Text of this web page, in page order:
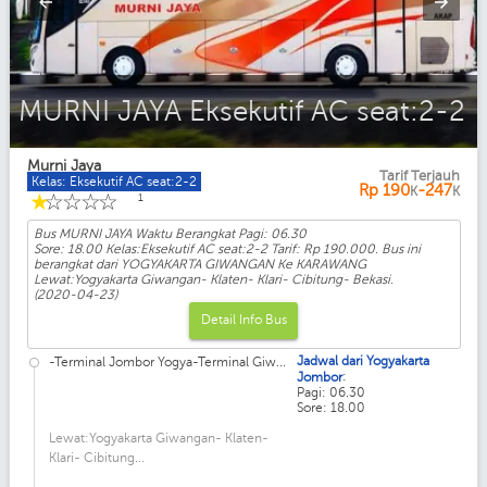
MURNI JAYA Eksekutif AC seat:2-2
Murni Jaya
Kelas: Eksekutif AC seat:2-2
☆
☆
☆
☆
☆ 1
Tarif Terjauh
Rp 190K-247K
Bus MURNI JAYA Waktu Berangkat Pagi: 06.30
Sore: 18.00 Kelas:Eksekutif AC seat:2-2 Tarif: Rp 190.000. Bus ini
berangkat dari YOGYAKARTA GIWANGAN Ke KARAWANG
Lewat:Yogyakarta Giwangan- Klaten- Klari- Cibitung- Bekasi.
(2020-04-23)
Detail Info Bus
-Terminal Jombor Yogya-Terminal Giw...
Lewat:Yogyakarta Giwangan- Klaten-
Klari- Cibitung...
Jadwal dari Yogyakarta
Jombor:
Pagi: 06.30
Sore: 18.00